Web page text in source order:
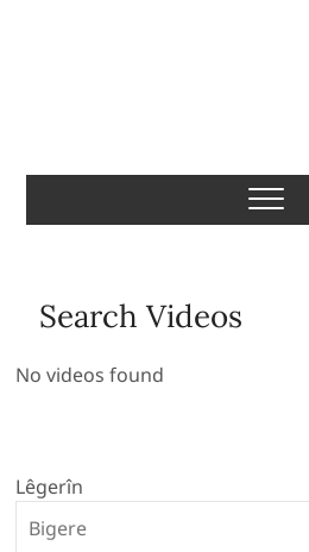
Komeleya
Sînemayê
Search Videos
No videos found
Lêgerîn